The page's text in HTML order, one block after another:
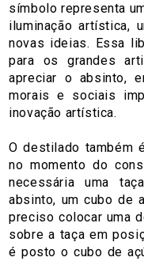
símbolo representa
iluminação artística,
novas ideias. Essa
para os grandes
apreciar o absinto,
morais e sociais
inovação artística.
O destilado também
no momento do
necessária uma
absinto, um cubo de
preciso colocar uma
sobre a taça em
é posto o cubo de